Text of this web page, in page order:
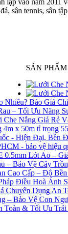
sân tennis, sân
SẢN